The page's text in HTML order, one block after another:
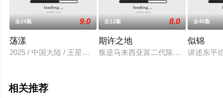
全24集 9.0
荡漾
2025 / 中国大陆 / 王星玮,程金铭
全12集 8.0
期许之地
叛逆马来西亚富二代陈许嘉，在游戏
全40集
似锦
讲述东平
相关推荐